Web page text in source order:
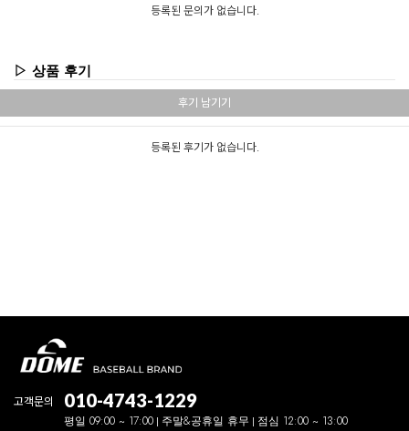
등록된 문의가 없습니다.
▷ 상품 후기
후기 남기기
등록된 후기가 없습니다.
고객문의 010-4743-1229
평일 09:00 ~ 17:00 주말&공휴일 휴무 점심 12:00 ~ 13:00